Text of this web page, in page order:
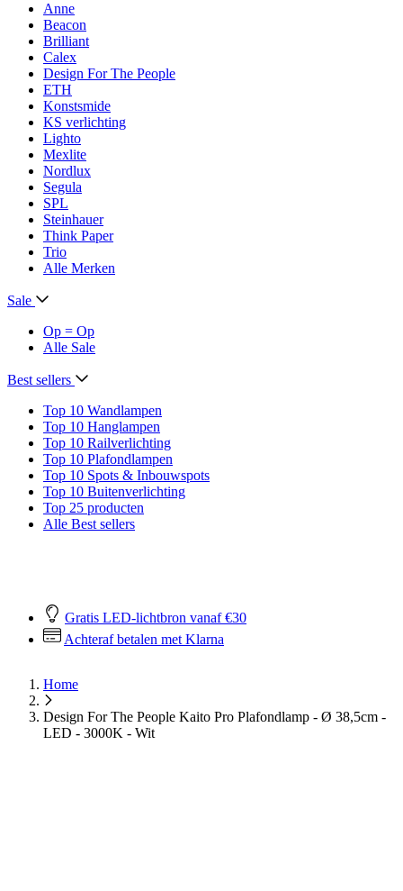
Anne
Beacon
Brilliant
Calex
Design For The People
ETH
Konstsmide
KS verlichting
Lighto
Mexlite
Nordlux
Segula
SPL
Steinhauer
Think Paper
Trio
Alle Merken
Sale
Op = Op
Alle Sale
Best sellers
Top 10 Wandlampen
Top 10 Hanglampen
Top 10 Railverlichting
Top 10 Plafondlampen
Top 10 Spots & Inbouwspots
Top 10 Buitenverlichting
Top 25 producten
Alle Best sellers
Gratis LED-lichtbron vanaf €30
Achteraf betalen met Klarna
Home
Design For The People Kaito Pro Plafondlamp - Ø 38,5cm -
LED - 3000K - Wit